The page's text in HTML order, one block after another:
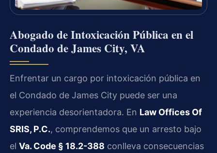
Abogado de Intoxicación Pública en el
Condado de James City, VA
Enfrentar un cargo por intoxicación pública en
el Condado de James City puede ser una
experiencia desorientadora. En Law Offices Of
SRIS, P.C., comprendemos que un arresto bajo
el Va. Code § 18.2-388 conlleva consecuencias